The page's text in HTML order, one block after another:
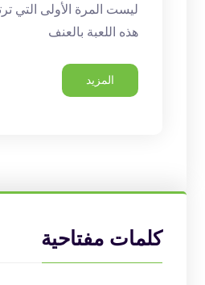
ليست المرة الأولى التي
هذه اللعبة بالعنف
المزيد
كلمات مفتاحية